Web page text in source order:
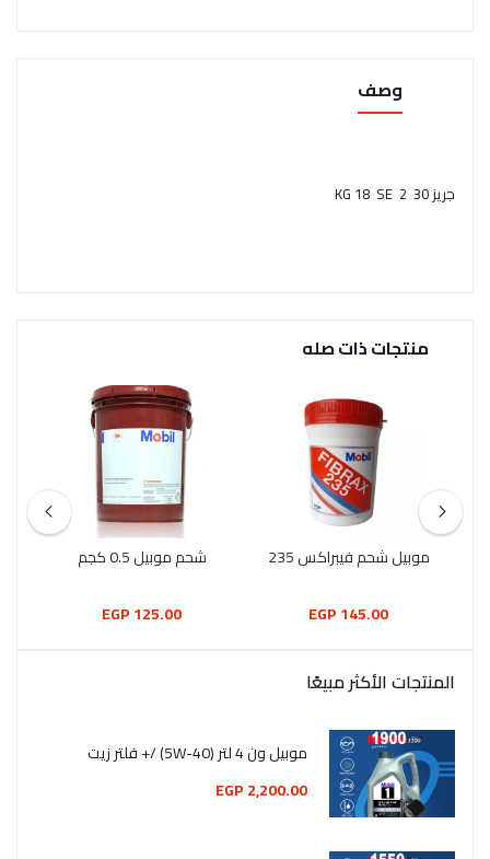
وصف
جريز 30 2 KG 18 SE
منتجات ذات صله
موبيل شحم فيبراكس 235
145.00 EGP
شحم موبيل 0.5 كجم
125.00 EGP
المنتجات الأكثر مبيعًا
موبيل ون 4 لتر (5W-40) /+ فلتر زيت
2,200.00 EGP